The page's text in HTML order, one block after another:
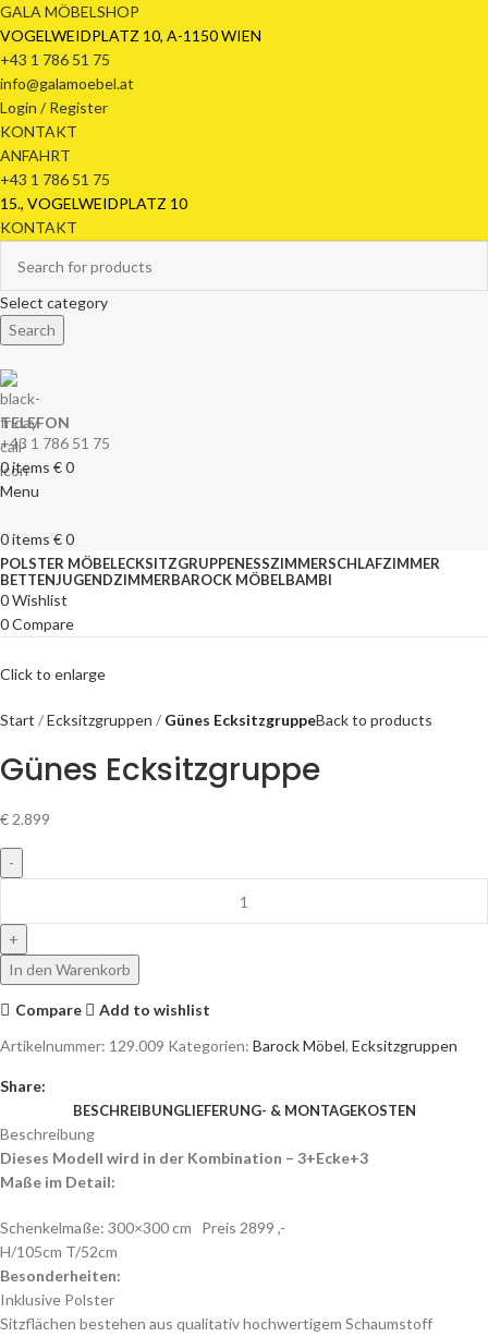
GALA MÖBELSHOP
VOGELWEIDPLATZ 10, A-1150 WIEN
+43 1 786 51 75
info@galamoebel.at
Login / Register
KONTAKT
ANFAHRT
+43 1 786 51 75
15., VOGELWEIDPLATZ 10
KONTAKT
Select category
Search
TELEFON
+43 1 786 51 75
0items €0
Menu
0items €0
POLSTER MÖBELECKSITZGRUPPENESSZIMMERSCHLAFZIMMER
BETTENJUGENDZIMMERBAROCK MÖBELBAMBI
0Wishlist
0Compare
Click to enlarge
Start Ecksitzgruppen Günes EcksitzgruppeBack to products
Günes Ecksitzgruppe
€2.899
In den Warenkorb
Compare
Add to wishlist
Artikelnummer: 129.009 Kategorien: Barock Möbel, Ecksitzgruppen
Share:
BESCHREIBUNGLIEFERUNG- & MONTAGEKOSTEN
Beschreibung
Dieses Modell wird in der Kombination – 3+Ecke+3
Maße im Detail:
Schenkelmaße: 300×300 cm Preis 2899 ,-
H/105cm T/52cm
Besonderheiten:
Inklusive Polster
Sitzflächen bestehen aus qualitativ hochwertigem Schaumstoff